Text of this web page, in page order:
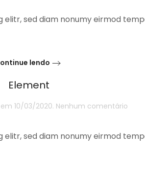
sed diam nonumy eirmod
lendo
Element
em 10/03/2020. Nenhum comentárioem
sed diam nonumy eirmod